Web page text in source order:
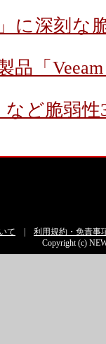
」に深刻
「
など脆弱
て
利用規約・免責事
Copyright (c)